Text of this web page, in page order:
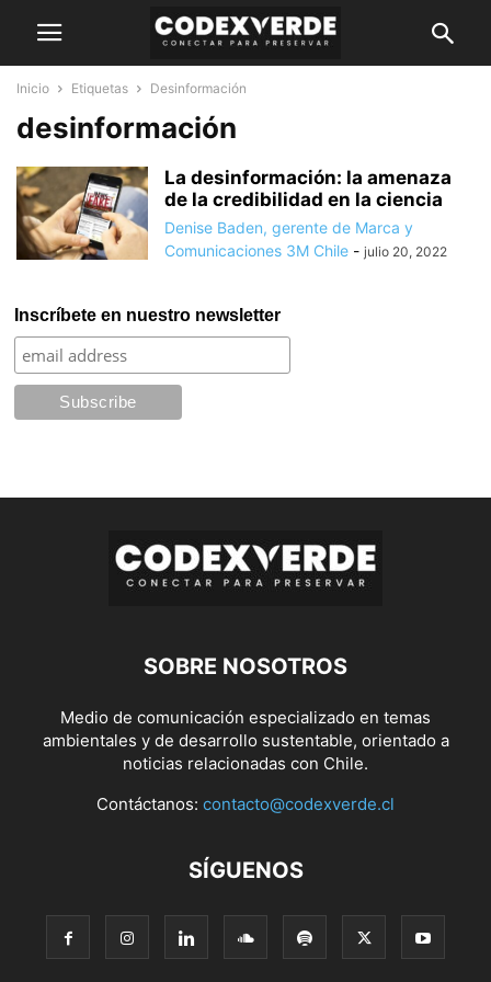
Inicio Etiquetas Desinformación
desinformación
La desinformación: la amenaza
de la credibilidad en la ciencia
Denise Baden, gerente de Marca y
Comunicaciones 3M Chile - julio 20, 2022
Inscríbete en nuestro newsletter
SOBRE NOSOTROS
Medio de comunicación especializado en temas
ambientales y de desarrollo sustentable, orientado a
noticias relacionadas con Chile.
Contáctanos: contacto@codexverde.cl
SÍGUENOS